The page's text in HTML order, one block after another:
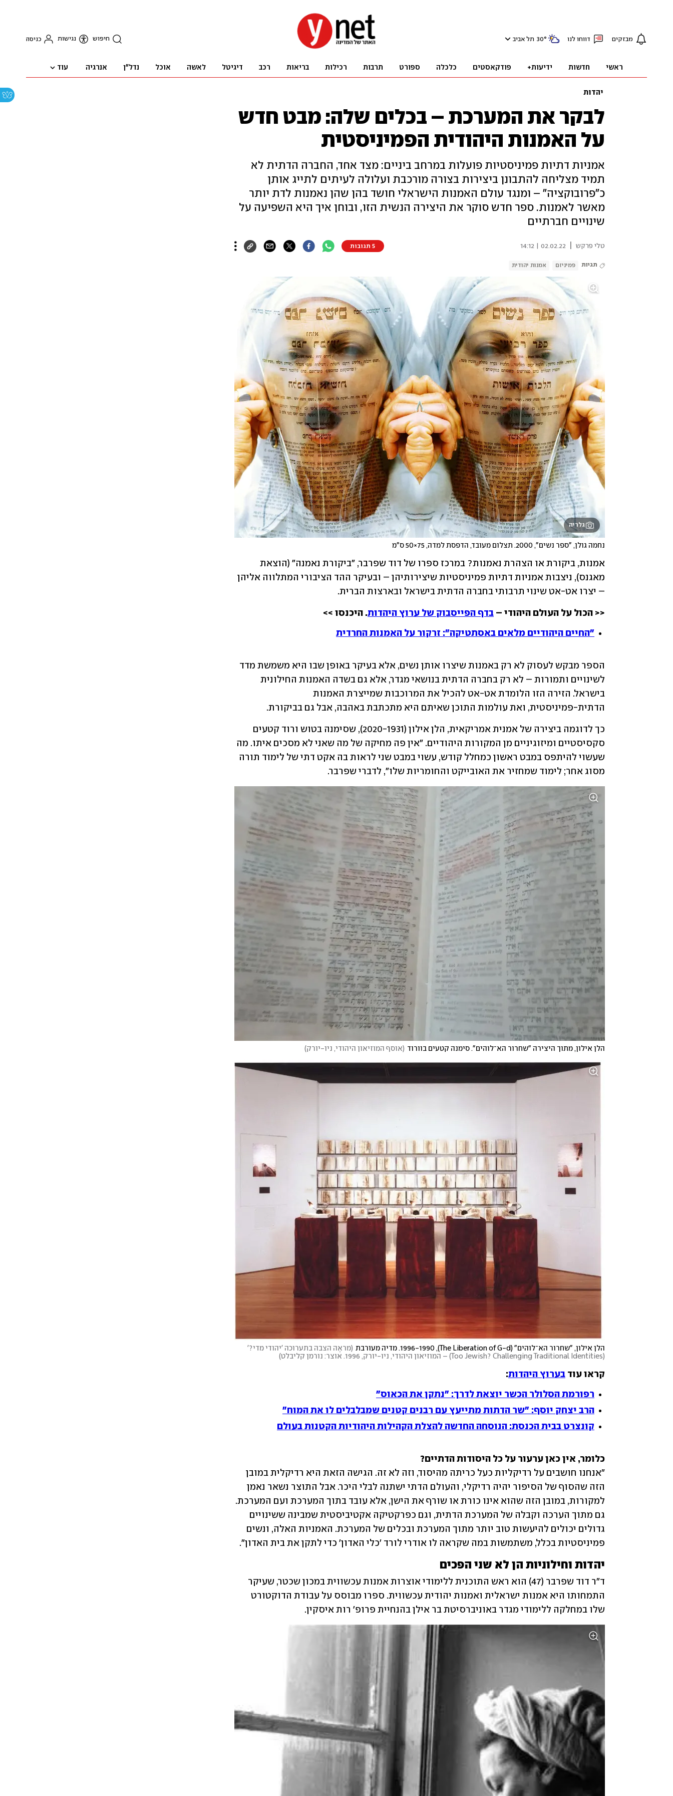
מבזקים דווחו לנו 30° תל אביב חיפוש נגישות כניסה
ראשי חדשות ידיעות+ פודקאסטים כלכלה ספורט תרבות רכילות בריאות רכב דיגיטל לאשה אוכל נדל"ן אנרגיה עוד
יהדות
לבקר את המערכת – בכלים שלה: מבט חדש
על האמנות היהודית הפמיניסטית
אמניות דתיות פמיניסטיות פועלות במרחב ביניים: מצד אחד, החברה הדתית לא
תמיד מצליחה להתבונן ביצירות בצורה מורכבת ועלולה לעיתים לתייג אותן
כ"פרובוקציה" – ומנגד עולם האמנות הישראלי חושד בהן שהן נאמנות לדת יותר
מאשר לאמנות. ספר חדש סוקר את היצירה הנשית הזו, ובוחן איך היא השפיעה על
שינויים חברתיים
טלי פרקש 02.02.22 | 14:12 5 תגובות
תגיות פמיניזם אמנות יהודית
גלריה
נחמה גולן, "ספר נשים", 2000. תצלום מעובד, הדפסת למדה, 75×50 ס"מ
– יצרו אט-אט שינוי תרבותי בחברה הדתית בישראל ובארצות הברית.
<< הכול על העולם היהודי – בדף הפייסבוק של ערוץ היהדות. היכנסו >>
"החיים היהודיים מלאים באסתטיקה": זרקור על האמנות החרדית
הדתית-פמיניסטית, ואת עולמות התוכן שאיתם היא מתכתבת באהבה, אבל גם בביקורת.
מסוג אחר; לימוד שמחזיר את האובייקט והחומריות שלו", לדברי שפרבר.
הלן אילון, מתוך היצירה "שחרור הא־לוהים". סימנה קטעים בוורוד (אוסף המוזיאון היהודי, ניו-יורק)
הלן אילון, "שחרור הא־לוהים" (The Liberation of G-d), 1996-1990. מדיה מעורבת (
(Too Jewish? Challenging Traditional Identities) – המוזיאון היהודי, ניו-יורק, 1996. אוצר: נורמן קליבלט
)
קראו עוד בערוץ היהדות:
רפורמת הסלולר הכשר יוצאת לדרך: "נתקן את הכאוס"
הרב יצחק יוסף: "שר הדתות מתייעץ עם רבנים קטנים שמבלבלים לו את המוח"
קונצרט בבית הכנסת: הנוסחה החדשה להצלת הקהילות היהודיות הקטנות בעולם
כלומר, אין כאן ערעור על כל היסודות הדתיים?
פמיניסטיות בכלל, משתמשות במה שקראה לו אודרי לורד 'כלי האדון' כדי לתקן את בית האדון".
יהדות וחילוניות הן לא שני הפכים
שלו במחלקה ללימודי מגדר באוניברסיטת בר אילן בהנחיית פרופ' רות איסקין.